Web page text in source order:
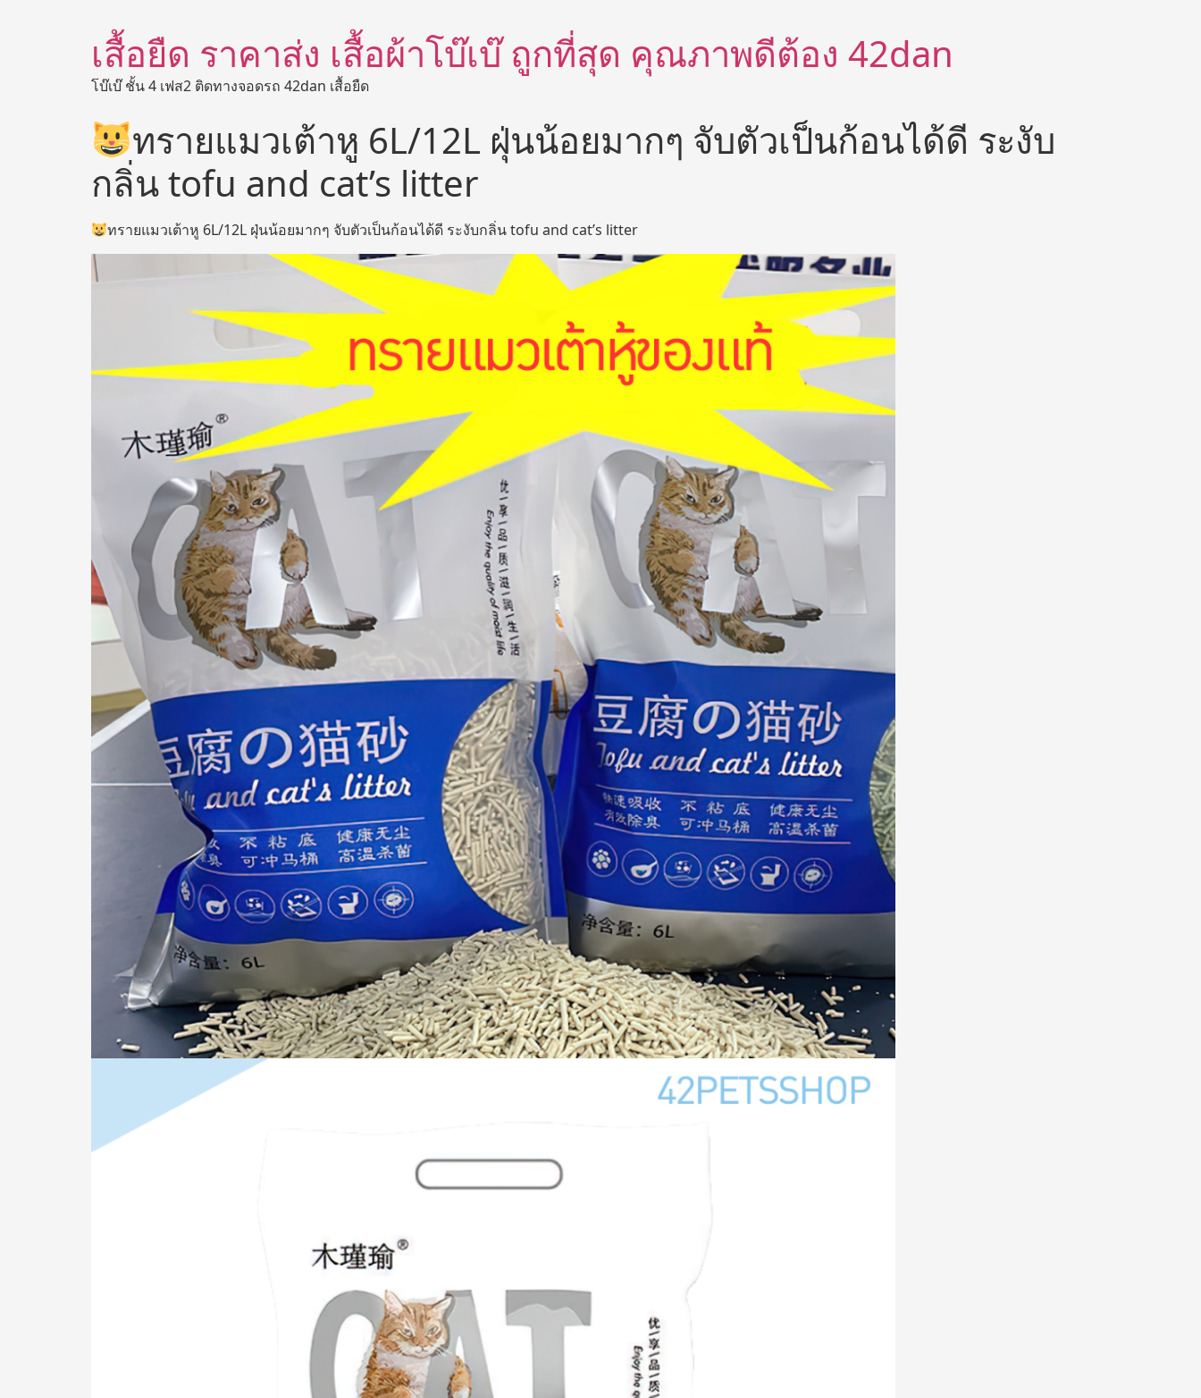
เสื้อยืด ราคาส่ง เสื้อผ้าโบ๊เบ๊ ถูกที่สุด คุณภาพดีต้อง 42dan
โบ๊เบ๊ ชั้น 4 เฟส2 ติดทางจอดรถ 42dan เสื้อยืด
ทรายแมวเต้าหู 6L/12L ฝุ่นน้อยมากๆ จับตัวเป็นก้อนได้ดี ระงับ
กลิ่น tofu and cat’s litter
ทรายแมวเต้าหู 6L/12L ฝุ่นน้อยมากๆ จับตัวเป็นก้อนได้ดี ระงับกลิ่น tofu and cat’s litter